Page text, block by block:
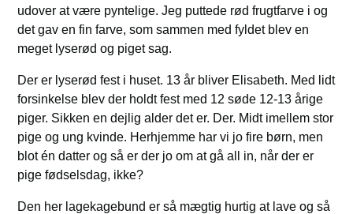
udover at være pyntelige. Jeg puttede rød frugtfarve i og
det gav en fin farve, som sammen med fyldet blev en
meget lyserød og piget sag.
Der er lyserød fest i huset. 13 år bliver Elisabeth. Med lidt
forsinkelse blev der holdt fest med 12 søde 12-13 årige
piger. Sikken en dejlig alder det er. Der. Midt imellem stor
pige og ung kvinde. Herhjemme har vi jo fire børn, men
blot én datter og så er der jo om at gå all in, når der er
pige fødselsdag, ikke?
Den her lagekagebund er så mægtig hurtig at lave og så